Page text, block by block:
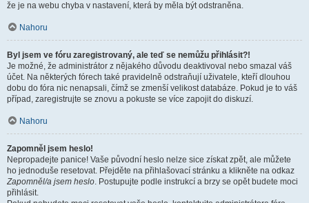
že je na webu chyba v nastavení, která by měla být odstraněna.
Nahoru
Byl jsem ve fóru zaregistrovaný, ale teď se nemůžu přihlásit?!
Je možné, že administrátor z nějakého důvodu deaktivoval nebo smazal váš
účet. Na některých fórech také pravidelně odstraňují uživatele, kteří dlouhou
dobu do fóra nic nenapsali, čímž se zmenší velikost databáze. Pokud je to váš
případ, zaregistrujte se znovu a pokuste se více zapojit do diskuzí.
Nahoru
Zapomněl jsem heslo!
Nepropadejte panice! Vaše původní heslo nelze sice získat zpět, ale můžete
ho jednoduše resetovat. Přejděte na přihlašovací stránku a klikněte na odkaz
Zapomněl/a jsem heslo. Postupujte podle instrukcí a brzy se opět budete moci
přihlásit.